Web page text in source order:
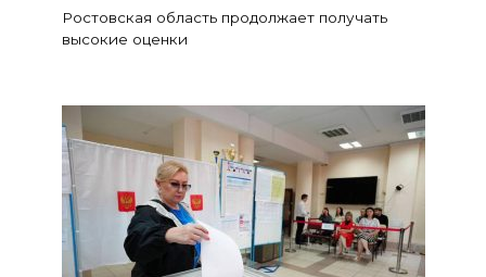
Ростовская область продолжает получать
высокие оценки